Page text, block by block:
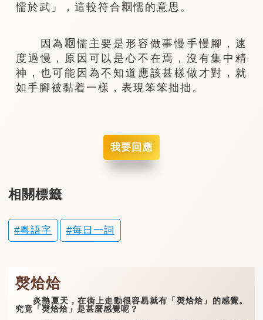
懦於武」，這較符合𥹉懦的意思。
因為𥹉懦主要是形容做事慢手慢腳，速
度過慢，原因可以是心不在焉，沒有集中精
神，也可能因為不知道應該甚樣做才對，就
如手腳被黏着一樣，表現笨笨拙拙。
我要回應
相關標籤
粵語字 每日一詞
㷫烚烚
炎熱夏天，在街上走動很容易就有「㷫烚烚」的感覺。
究竟「㷫烚烚」是甚麼感覺呢？